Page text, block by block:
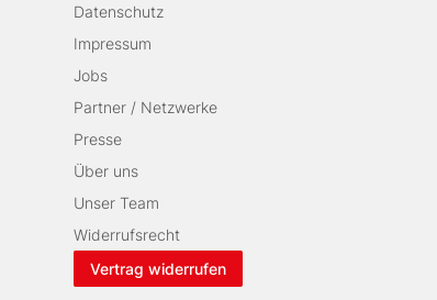
Datenschutz
Impressum
Jobs
Partner / Netzwerke
Presse
Über uns
Unser Team
Widerrufsrecht
Vertrag widerrufen